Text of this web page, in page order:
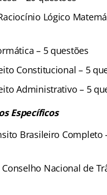
Lógico
– 5 questões
Constitucional – 5
Administrativo – 5
Específicos
Brasileiro Completo
Nacional de